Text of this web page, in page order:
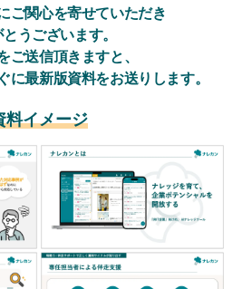
ご関心を寄せていただき
うございます。
ご送信頂きますと、
に最新版資料をお送りします。
料イメージ